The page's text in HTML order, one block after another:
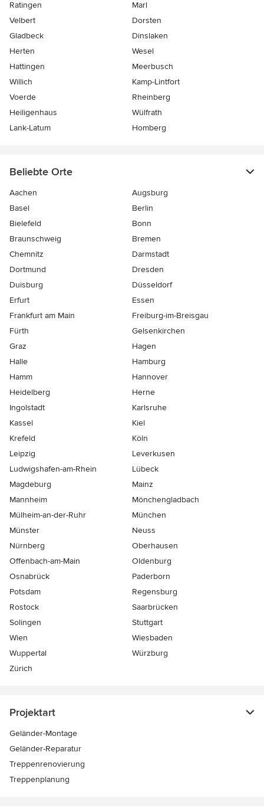
Ratingen
Marl
Velbert
Dorsten
Gladbeck
Dinslaken
Herten
Wesel
Hattingen
Meerbusch
Willich
Kamp-Lintfort
Voerde
Rheinberg
Heiligenhaus
Wülfrath
Lank-Latum
Homberg
Beliebte Orte
Aachen
Augsburg
Basel
Berlin
Bielefeld
Bonn
Braunschweig
Bremen
Chemnitz
Darmstadt
Dortmund
Dresden
Duisburg
Düsseldorf
Erfurt
Essen
Frankfurt am Main
Freiburg-im-Breisgau
Fürth
Gelsenkirchen
Graz
Hagen
Halle
Hamburg
Hamm
Hannover
Heidelberg
Herne
Ingolstadt
Karlsruhe
Kassel
Kiel
Krefeld
Köln
Leipzig
Leverkusen
Ludwigshafen-am-Rhein
Lübeck
Magdeburg
Mainz
Mannheim
Mönchen­gladbach
Mülheim-an-der-Ruhr
München
Münster
Neuss
Nürnberg
Oberhausen
Offenbach-am-Main
Oldenburg
Osnabrück
Paderborn
Potsdam
Regensburg
Rostock
Saarbrücken
Solingen
Stuttgart
Wien
Wiesbaden
Wuppertal
Würzburg
Zürich
Projektart
Geländer-Montage
Geländer-Reparatur
Treppenrenovierung
Treppenplanung